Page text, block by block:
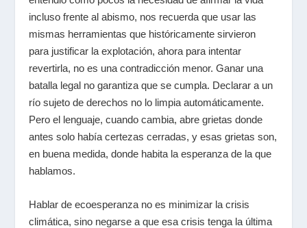
incluso frente al abismo, nos recuerda que usar las
mismas herramientas que históricamente sirvieron
para justificar la explotación, ahora para intentar
revertirla, no es una contradicción menor. Ganar una
batalla legal no garantiza que se cumpla. Declarar a un
río sujeto de derechos no lo limpia automáticamente.
Pero el lenguaje, cuando cambia, abre grietas donde
antes solo había certezas cerradas, y esas grietas son,
en buena medida, donde habita la esperanza de la que
hablamos.
Hablar de ecoesperanza no es minimizar la crisis
climática, sino negarse a que esa crisis tenga la última